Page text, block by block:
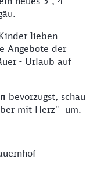
lieben
Angebote der
- Urlaub auf
bevorzugst, schau
mit Herz" um.